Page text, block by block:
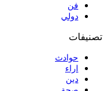
فن
دولي
تصنيفات
حوادث
اراء
دين